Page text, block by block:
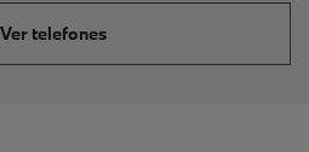
Ver telefones